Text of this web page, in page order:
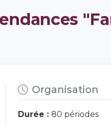
Organisation
Durée : 80 périodes